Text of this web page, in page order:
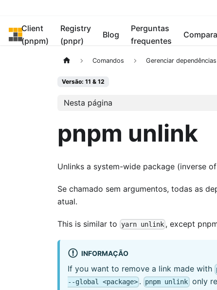
pnpm
Client
(pnpm)
Registry
(pnpr)
Blog
Perguntas
frequentes
Comandos Gerenciar dependências
Versão: 11 & 12
Nesta página
pnpm unlink
Unlinks a system-wide package (inverse of
Se chamado sem argumentos, todas as
atual.
This is similar to yarn unlink , except
INFORMAÇÃO
If you want to remove a link made with
--global <package> . pnpm unlink only